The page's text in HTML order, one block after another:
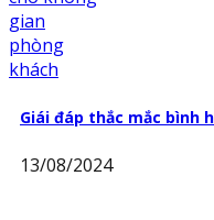
Giái đáp thắc mắc bình
13/08/2024